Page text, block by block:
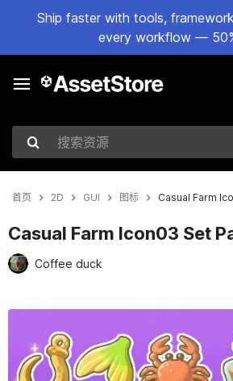
Ship faster with tools,
every workflow —
搜索资源
首页 2D GUI 图标 Casual Farm
Casual Farm Icon03 Set
Coffee duck